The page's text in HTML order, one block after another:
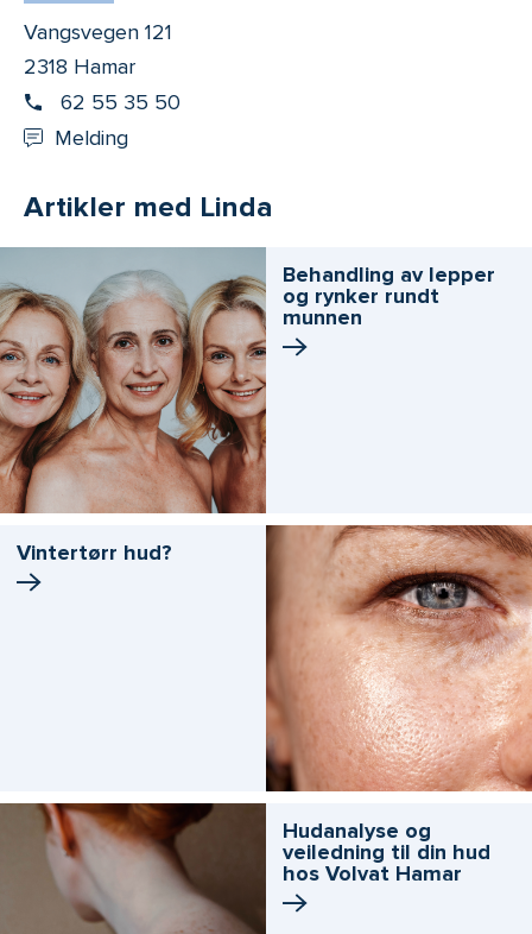
Vangsvegen 121
2318 Hamar
62 55 35 50
Melding
Artikler med Linda
Behandling av lepper
og rynker rundt
munnen
Vintertørr hud?
Hudanalyse og
veiledning til din hud
hos Volvat Hamar